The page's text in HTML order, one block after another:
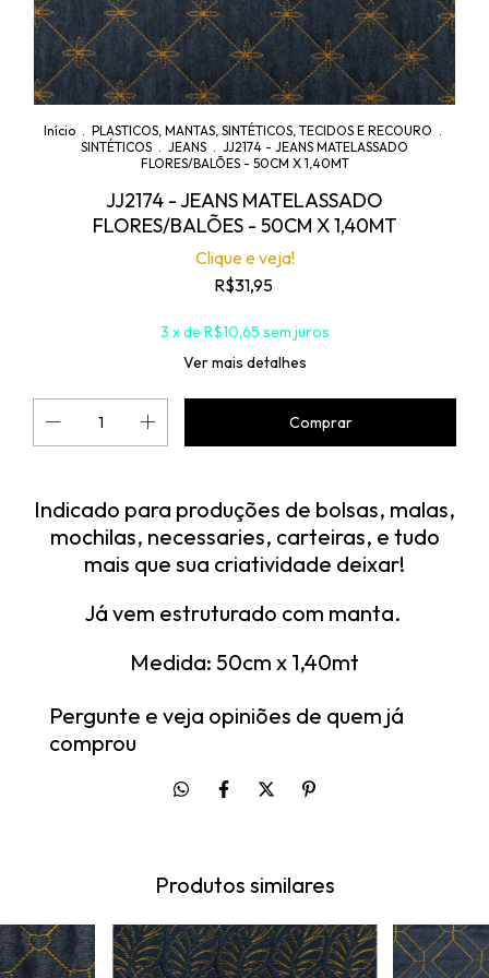
Início . PLASTICOS, MANTAS, SINTÉTICOS, TECIDOS E RECOURO .
SINTÉTICOS . JEANS . JJ2174 - JEANS MATELASSADO
FLORES/BALÕES - 50CM X 1,40MT
JJ2174 - JEANS MATELASSADO
FLORES/BALÕES - 50CM X 1,40MT
Clique e veja!
R$31,95
3 x de R$10,65 sem juros
Ver mais detalhes
Indicado para produções de bolsas, malas,
mochilas, necessaries, carteiras, e tudo
mais que sua criatividade deixar!
Já vem estruturado com manta.
Medida: 50cm x 1,40mt
Pergunte e veja opiniões de quem já
comprou
Produtos similares